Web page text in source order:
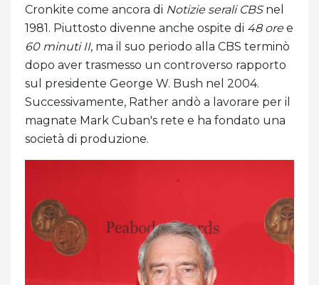
Cronkite come ancora di Notizie serali CBSnel
1981. Piuttosto divenne anche ospite di 48 oree
60 minuti II, ma il suo periodo alla CBS terminò
dopo aver trasmesso un controverso rapporto
sul presidente George W. Bush nel 2004.
Successivamente, Rather andò a lavorare per il
magnate Mark Cuban's rete e ha fondato una
società di produzione.